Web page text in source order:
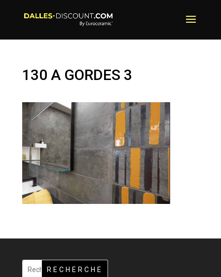
130 A GORDES 3
RECHERCHE